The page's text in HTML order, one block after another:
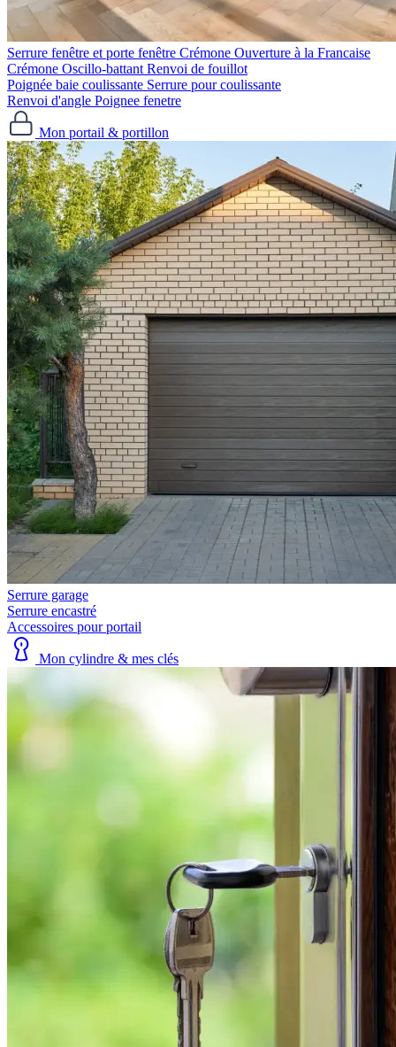
Serrure fenêtre et porte fenêtre Crémone Ouverture à la Francaise
Crémone Oscillo-battant Renvoi de fouillot
Poignée baie coulissante Serrure pour coulissante
Renvoi d'angle Poignee fenetre
Mon portail & portillon
Serrure garage
Serrure encastré
Accessoires pour portail
Mon cylindre & mes clés